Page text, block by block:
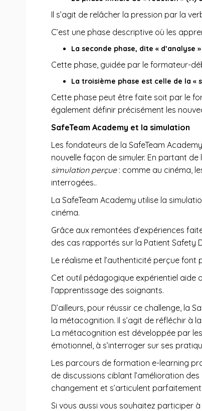
Il s’agit de relâcher la pression par la
C’est une phase descriptive où les
La seconde phase, dite «
Cette phase, guidée par le formateur-
La troisième phase est celle de la «
Cette phase peut être faite soit par le
également définir précisément les
SafeTeam Academy et la simulation
Les fondateurs de la SafeTeam
nouvelle façon de simuler. En partant de
simulation perçue: comme au cinéma,
interrogées..
La SafeTeam Academy utilise la
cinéma.
Grâce aux remontées d’expériences
des cas rapportés sur la Patient Safety
Le réalisme et l’authenticité perçue font
Cet outil pédagogique expérientiel aide
l’apprentissage des soignants.
D’ailleurs, pour réussir ce challenge, la
la métacognition. Il s’agit de réfléchir à
La métacognition est développée par
émotionnel, à s’interroger sur ses
Les parcours de formation e-learning
de discussions ciblant l’amélioration
changement et s’articulent
Si vous aussi vous souhaitez participer